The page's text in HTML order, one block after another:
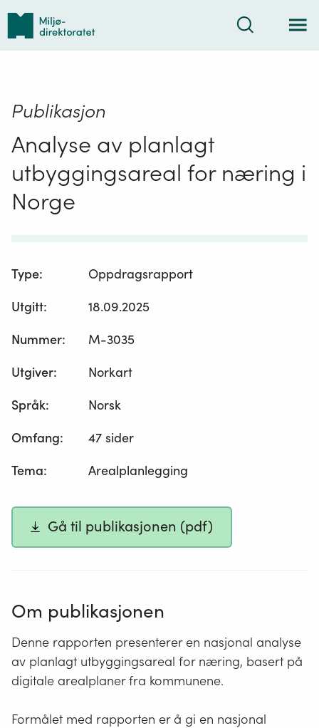
Tilbake
forsiden
Søk
Publikasjon
Analyse av planlagt
utbyggingsareal for næring i
Norge
Type:
Oppdragsrapport
Utgitt:
18.09.2025
Nummer:
M-3035
Utgiver:
Norkart
Språk:
Norsk
Omfang:
47 sider
Tema: Arealplanlegging
Gå til publikasjonen (pdf)
Om publikasjonen
Denne rapporten presenterer en nasjonal analyse
av planlagt utbyggingsareal for næring, basert på
digitale arealplaner fra kommunene.
Formålet med rapporten er å gi en nasjonal